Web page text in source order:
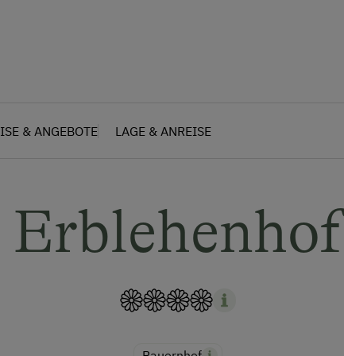
& ANGEBOTE LAGE & ANREISE
Erblehenhof